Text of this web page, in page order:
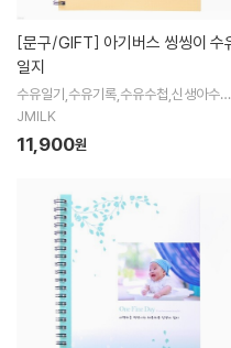
[문구/GIFT]
일지
수유일기,수유기록,수유수첩,신생아수첩,
수유일지,혼합수유,신생아관찰기록지,제
JMILK
11,900원